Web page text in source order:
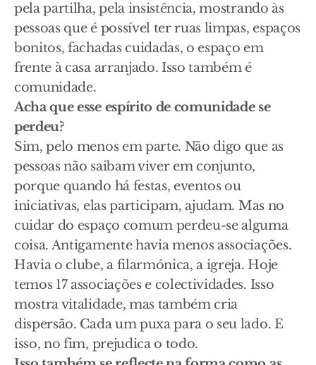
pela partilha, pela insistência, mostrando às
pessoas que é possível ter ruas limpas, espaços
bonitos, fachadas cuidadas, o espaço em
frente à casa arranjado. Isso também é
comunidade.
Acha que esse espírito de comunidade se
perdeu?
Sim, pelo menos em parte. Não digo que as
pessoas não saibam viver em conjunto,
porque quando há festas, eventos ou
iniciativas, elas participam, ajudam. Mas no
cuidar do espaço comum perdeu-se alguma
coisa. Antigamente havia menos associações.
Havia o clube, a filarmónica, a igreja. Hoje
temos 17 associações e colectividades. Isso
mostra vitalidade, mas também cria
dispersão. Cada um puxa para o seu lado. E
isso, no fim, prejudica o todo.